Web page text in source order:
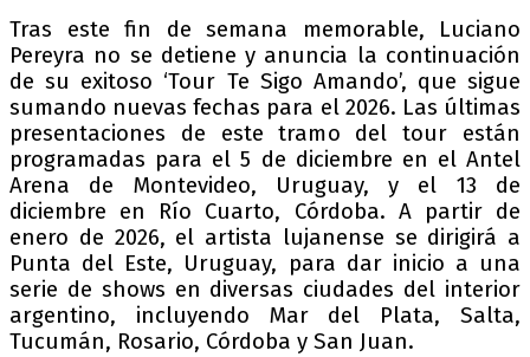
Tras este fin de semana memorable, Luciano
Pereyra no se detiene y anuncia la continuación
de su exitoso ‘Tour Te Sigo Amando’, que sigue
sumando nuevas fechas para el 2026. Las últimas
presentaciones de este tramo del tour están
programadas para el 5 de diciembre en el Antel
Arena de Montevideo, Uruguay, y el 13 de
diciembre en Río Cuarto, Córdoba. A partir de
enero de 2026, el artista lujanense se dirigirá a
Punta del Este, Uruguay, para dar inicio a una
serie de shows en diversas ciudades del interior
argentino, incluyendo Mar del Plata, Salta,
Tucumán, Rosario, Córdoba y San Juan.